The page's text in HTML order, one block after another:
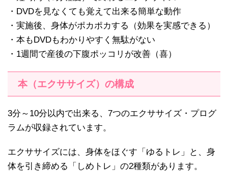
・DVDを見なくても覚えて出来る簡単な動作
・実施後、身体がポカポカする（効果を実感できる）
・本もDVDもわかりやすく無駄がない
・1週間で産後の下腹ポッコリが改善（喜）
本（エクササイズ）の構成
3分～10分以内で出来る、7つのエクササイズ・プログ
ラムが収録されています。
エクササイズには、身体をほぐす「ゆるトレ」と、身
体を引き締める「しめトレ」の2種類があります。